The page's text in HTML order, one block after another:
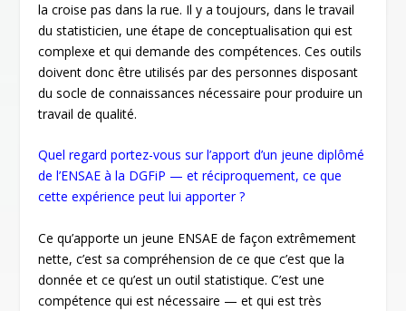
la croise pas dans la rue. Il y a toujours, dans le travail
du statisticien, une étape de conceptualisation qui est
complexe et qui demande des compétences. Ces outils
doivent donc être utilisés par des personnes disposant
du socle de connaissances nécessaire pour produire un
travail de qualité.
Quel regard portez-vous sur l’apport d’un jeune diplômé
de l’ENSAE à la DGFiP — et réciproquement, ce que
cette expérience peut lui apporter ?
Ce qu’apporte un jeune ENSAE de façon extrêmement
nette, c’est sa compréhension de ce que c’est que la
donnée et ce qu’est un outil statistique. C’est une
compétence qui est nécessaire — et qui est très